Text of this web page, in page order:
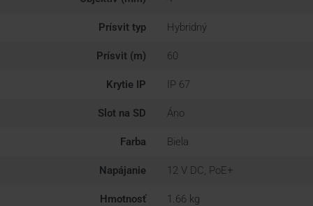
Prísvit typ Hybridný
Prísvit (m) 60
Krytie IP IP 67
Slot na SD Áno
Farba Biela
Napájanie 12 V DC, PoE+
Hmotnosť 1.66 kg